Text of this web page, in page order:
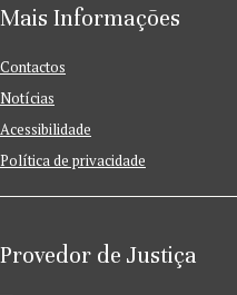
Mais Informações
Contactos
Notícias
Acessibilidade
Política de privacidade
Provedor de Justiça